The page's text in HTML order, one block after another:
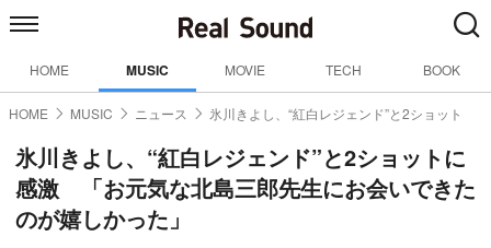
HOME MUSIC MOVIE TECH BOOK
HOME MUSIC ニュース 氷川きよし、“紅白レジェンド”と2ショット
氷川きよし、“紅白レジェンド”と2ショットに
感激 「お元気な北島三郎先生にお会いできた
のが嬉しかった」